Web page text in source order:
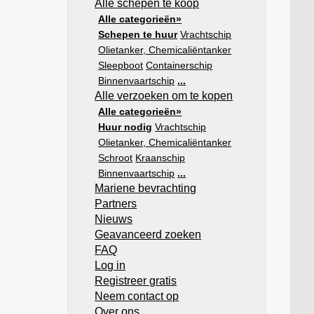
Alle schepen te koop
Alle categorieën»
Schepen te huur Vrachtschip
Olietanker, Chemicaliëntanker
Sleepboot Containerschip
Binnenvaartschip ...
Alle verzoeken om te kopen
Alle categorieën»
Huur nodig Vrachtschip
Olietanker, Chemicaliëntanker
Schroot Kraanschip
Binnenvaartschip ...
Mariene bevrachting
Partners
Nieuws
Geavanceerd zoeken
FAQ
Log in
Registreer gratis
Neem contact op
Over ons